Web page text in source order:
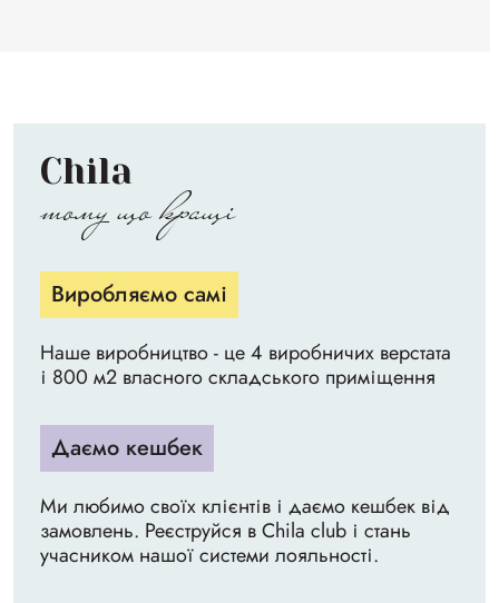
Chila
тому що кращі
Виробляємо самі
Наше виробництво - це 4 виробничих верстата
і 800 м2 власного складського приміщення
Даємо кешбек
Ми любимо своїх клієнтів і даємо кешбек від
замовлень. Реєструйся в Chila club і стань
учасником нашої системи лояльності.